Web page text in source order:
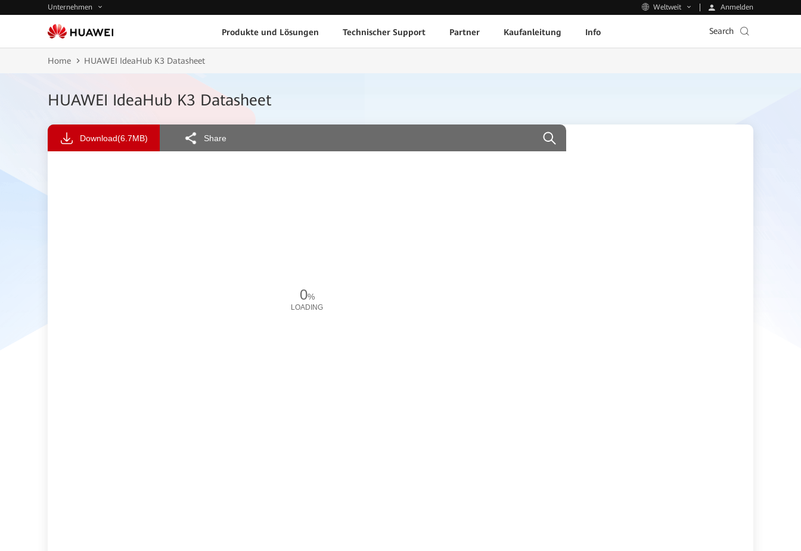
Unternehmen Weltweit Anmelden
Produkte und Lösungen Technischer Support Partner Kaufanleitung Info Search
Home HUAWEI IdeaHub K3 Datasheet
HUAWEI IdeaHub K3 Datasheet
Download(6.7MB) Share
0%
LOADING